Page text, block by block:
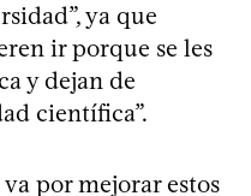
ya que
ir porque se les
y dejan de
científica”.
por mejorar estos